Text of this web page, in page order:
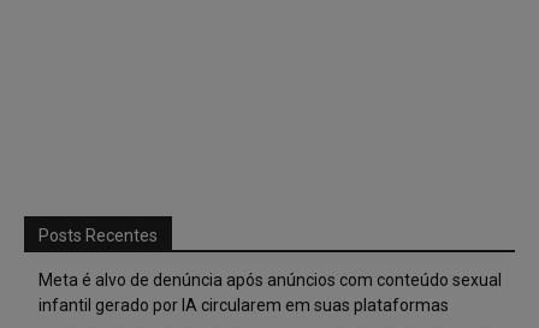
Posts Recentes
Meta é alvo de denúncia após anúncios com conteúdo sexual
infantil gerado por IA circularem em suas plataformas